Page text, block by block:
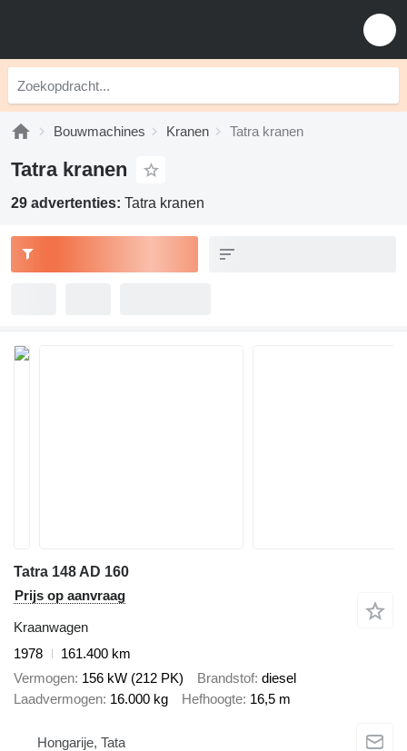
Bouwmachines Kranen Tatra kranen
Tatra kranen
29 advertenties: Tatra kranen
Tatra 148 AD 160
Prijs op aanvraag
Kraanwagen
1978
161.400 km
Vermogen 156 kW (212 PK) Brandstof diesel
Laadvermogen 16.000 kg Hefhoogte 16,5 m
Hongarije, Tata